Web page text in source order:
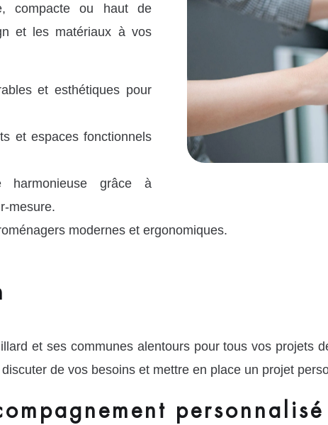
compacte ou haut de
et les matériaux à vos
et esthétiques pour
et espaces fonctionnels
harmonieuse grâce à
mesure.
modernes et ergonomiques.
et ses communes alentours pour tous vos projets
de vos besoins et mettre en place un projet